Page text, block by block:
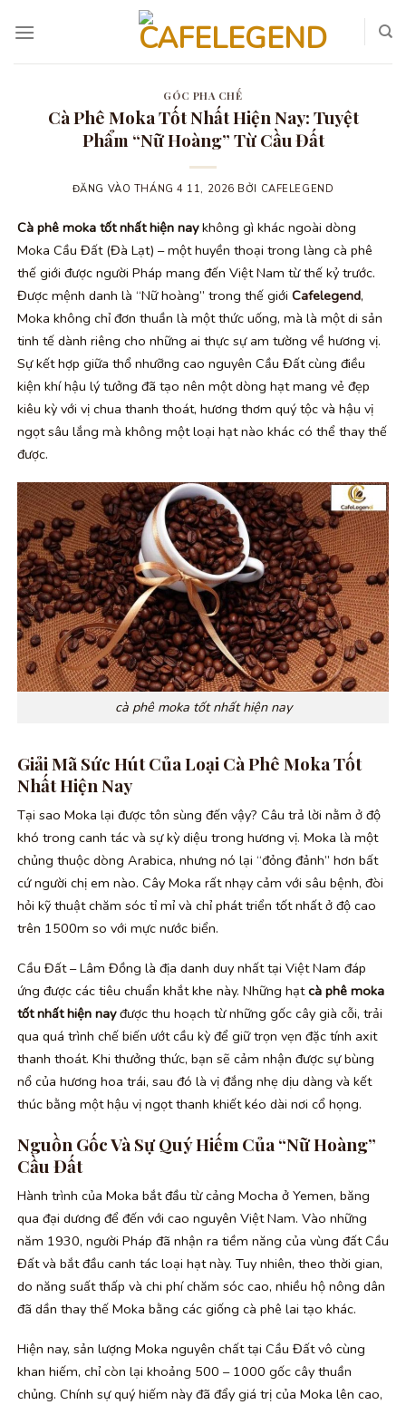
qua
GÓC PHA CHẾ
Cà Phê Moka Tốt Nhất Hiện Nay: Tuyệt
Phẩm “Nữ Hoàng” Từ Cầu Đất
ĐĂNG VÀO THÁNG 4 11, 2026 BỞI CAFELEGEND
Cà phê moka tốt nhất hiện naykhông gì khác ngoài dòng
Moka Cầu Đất (Đà Lạt) – một huyền thoại trong làng cà phê
thế giới được người Pháp mang đến Việt Nam từ thế kỷ trước.
Được mệnh danh là “Nữ hoàng” trong thế giới Cafelegend,
Moka không chỉ đơn thuần là một thức uống, mà là một di sản
tinh tế dành riêng cho những ai thực sự am tường về hương vị.
Sự kết hợp giữa thổ nhưỡng cao nguyên Cầu Đất cùng điều
kiện khí hậu lý tưởng đã tạo nên một dòng hạt mang vẻ đẹp
kiêu kỳ với vị chua thanh thoát, hương thơm quý tộc và hậu vị
ngọt sâu lắng mà không một loại hạt nào khác có thể thay thế
được.
cà phê moka tốt nhất hiện nay
Giải Mã Sức Hút Của Loại Cà Phê Moka Tốt
Nhất Hiện Nay
Tại sao Moka lại được tôn sùng đến vậy? Câu trả lời nằm ở độ
khó trong canh tác và sự kỳ diệu trong hương vị. Moka là một
chủng thuộc dòng Arabica, nhưng nó lại “đỏng đảnh” hơn bất
cứ người chị em nào. Cây Moka rất nhạy cảm với sâu bệnh, đòi
hỏi kỹ thuật chăm sóc tỉ mỉ và chỉ phát triển tốt nhất ở độ cao
trên 1500m so với mực nước biển.
Cầu Đất – Lâm Đồng là địa danh duy nhất tại Việt Nam đáp
ứng được các tiêu chuẩn khắt khe này. Những hạtcà phê moka
tốt nhất hiện nayđược thu hoạch từ những gốc cây già cỗi, trải
qua quá trình chế biến ướt cầu kỳ để giữ trọn vẹn đặc tính axit
thanh thoát. Khi thưởng thức, bạn sẽ cảm nhận được sự bùng
nổ của hương hoa trái, sau đó là vị đắng nhẹ dịu dàng và kết
thúc bằng một hậu vị ngọt thanh khiết kéo dài nơi cổ họng.
Nguồn Gốc Và Sự Quý Hiếm Của “Nữ Hoàng”
Cầu Đất
Hành trình của Moka bắt đầu từ cảng Mocha ở Yemen, băng
qua đại dương để đến với cao nguyên Việt Nam. Vào những
năm 1930, người Pháp đã nhận ra tiềm năng của vùng đất Cầu
Đất và bắt đầu canh tác loại hạt này. Tuy nhiên, theo thời gian,
do năng suất thấp và chi phí chăm sóc cao, nhiều hộ nông dân
đã dần thay thế Moka bằng các giống cà phê lai tạo khác.
Hiện nay, sản lượng Moka nguyên chất tại Cầu Đất vô cùng
khan hiếm, chỉ còn lại khoảng 500 – 1000 gốc cây thuần
chủng. Chính sự quý hiếm này đã đẩy giá trị của Moka lên cao,